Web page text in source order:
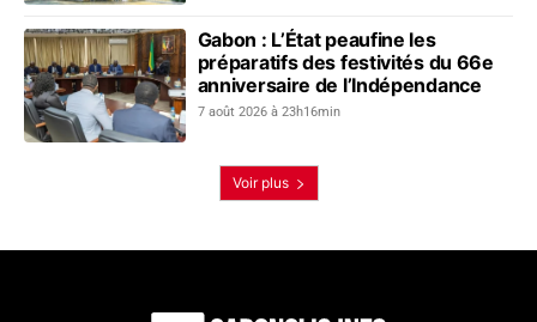
Gabon : L’État peaufine les
préparatifs des festivités du 66e
anniversaire de l’Indépendance
7 août 2026 à 23h16min
Voir plus